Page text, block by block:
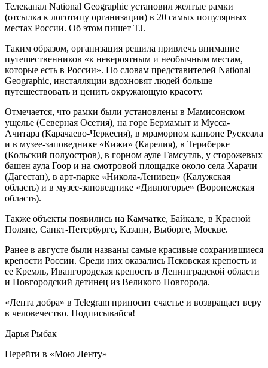
Телеканал National Geographic установил желтые рамки
(отсылка к логотипу организации) в 20 самых популярных
местах России. Об этом пишет TJ.
Таким образом, организация решила привлечь внимание
путешественников «к невероятным и необычным местам,
которые есть в России». По словам представителей National
Geographic, инсталляции вдохновят людей больше
путешествовать и ценить окружающую красоту.
Отмечается, что рамки были установлены в Мамисонском
ущелье (Северная Осетия), на горе Бермамыт и Мусса-
Ачитара (Карачаево-Черкесия), в мраморном каньоне Рускеала
и в музее-заповеднике «Кижи» (Карелия), в Териберке
(Кольский полуостров), в горном ауле Гамсутль, у сторожевых
башен аула Гоор и на смотровой площадке около села Харачи
(Дагестан), в арт-парке «Никола-Ленивец» (Калужская
область) и в музее-заповеднике «Дивногорье» (Воронежская
область).
Также объекты появились на Камчатке, Байкале, в Красной
Поляне, Санкт-Петербурге, Казани, Выборге, Москве.
Ранее в августе были названы самые красивые сохранившиеся
крепости России. Среди них оказались Псковская крепость и
ее Кремль, Ивангородская крепость в Ленинградской области
и Новгородский детинец из Великого Новгорода.
«Лента добра» в Telegram приносит счастье и возвращает веру
в человечество. Подписывайся!
Дарья Рыбак
Перейти в «Мою Ленту»